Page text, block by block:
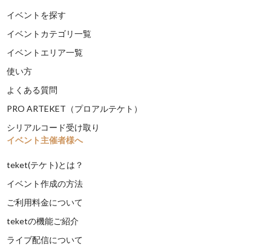
イベントを探す
イベントカテゴリ一覧
イベントエリア一覧
使い方
よくある質問
PRO ARTEKET（プロアルテケト）
シリアルコード受け取り
イベント主催者様へ
teket(テケト)とは？
イベント作成の方法
ご利用料金について
teketの機能ご紹介
ライブ配信について